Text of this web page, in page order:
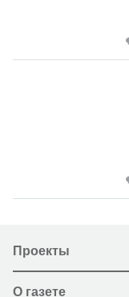
Проекты
О газете